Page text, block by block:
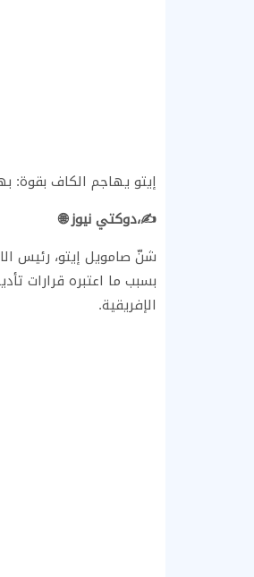
إيتو يهاجم الكاف بقوة:
✍️،دوكتي نيوز 🌐
شنّ صامويل إيتو، رئيس
بسبب ما اعتبره قرارات
الإفريقية.